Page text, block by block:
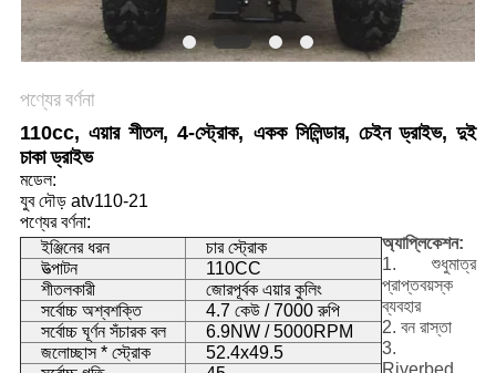
পণ্যের বর্ণনা
110cc, এয়ার শীতল, 4-স্ট্রোক, একক সিলিন্ডার, চেইন ড্রাইভ, দুই
চাকা ড্রাইভ
মডেল:
যুব দৌড় atv110-21
পণ্যের বর্ণনা:
ইঞ্জিনের ধরন
চার স্ট্রোক
উত্পাটন
110CC
শীতলকারী
জোরপূর্বক এয়ার কুলিং
সর্বোচ্চ অশ্বশক্তি
4.7 কেউ / 7000 রুপি
সর্বোচ্চ ঘূর্ণন সঁচারক বল
6.9NW / 5000RPM
জলোচ্ছাস * স্ট্রোক
52.4x49.5
অ্যাপ্লিকেশন:
1. শুধুমাত্র
প্রাপ্তবয়স্ক
ব্যবহার
2. বন রাস্তা
3.